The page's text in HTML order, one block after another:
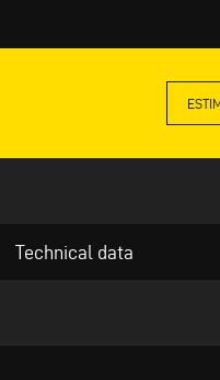
Technical data